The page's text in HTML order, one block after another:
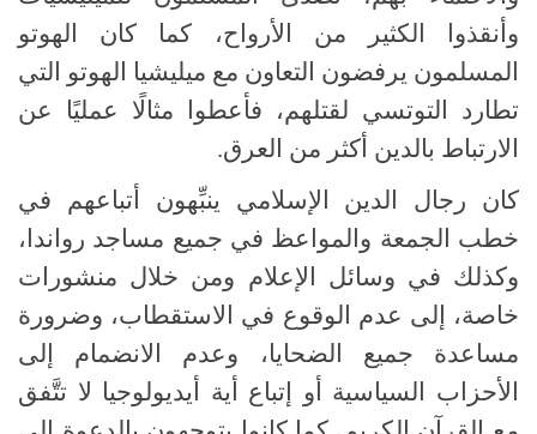
وأنقذوا الكثير من الأرواح، كما كان الهوتو
المسلمون يرفضون التعاون مع ميليشيا الهوتو التي
تطارد التوتسي لقتلهم، فأعطوا مثالًا عمليًا عن
الارتباط بالدين أكثر من العرق.
كان رجال الدين الإسلامي ينبِّهون أتباعهم في
خطب الجمعة والمواعظ في جميع مساجد رواندا،
وكذلك في وسائل الإعلام ومن خلال منشورات
خاصة، إلى عدم الوقوع في الاستقطاب، وضرورة
مساعدة جميع الضحايا، وعدم الانضمام إلى
الأحزاب السياسية أو إتباع أية أيديولوجيا لا تتَّفق